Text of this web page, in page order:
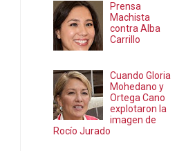
Prensa
Machista
contra Alba
Carrillo
Cuando Gloria
Mohedano y
Ortega Cano
explotaron la
imagen de
Rocío Jurado